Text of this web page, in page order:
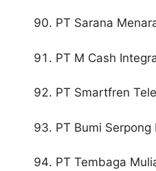
PT Sarana
PT M Cash
PT Smartfren
PT Bumi Serpong
PT Tembaga